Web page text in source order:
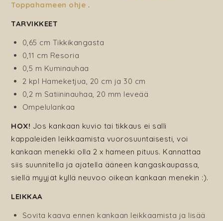
Toppahameen ohje .
TARVIKKEET
0,65 cm Tikkikangasta
0,11 cm Resoria
0,5 m Kuminauhaa
2 kpl Hameketjua, 20 cm ja 30 cm
0,2 m Satiininauhaa, 20 mm leveää
Ompelulankaa
HOX! Jos kankaan kuvio tai tikkaus ei salli
kappaleiden leikkaamista vuorosuuntaisesti, voi
kankaan menekki olla 2 x hameen pituus. Kannattaa
siis suunnitella ja ajatella ääneen kangaskaupassa,
siellä myyjät kyllä neuvoo oikean kankaan menekin :).
LEIKKAA
Sovita kaava ennen kankaan leikkaamista ja lisää